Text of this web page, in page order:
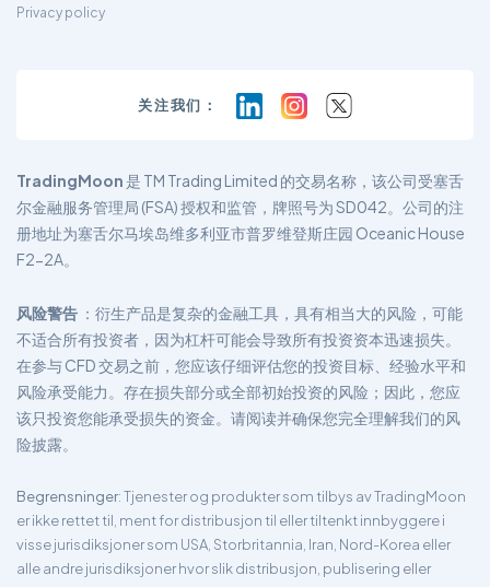
Privacy policy
关注我们：
TradingMoon 是 TM Trading Limited 的交易名称，该公司受塞舌
尔金融服务管理局 (FSA) 授权和监管，牌照号为 SD042。公司的注
册地址为塞舌尔马埃岛维多利亚市普罗维登斯庄园 Oceanic House
F2-2A。
风险警告 ：衍生产品是复杂的金融工具，具有相当大的风险，可能
不适合所有投资者，因为杠杆可能会导致所有投资资本迅速损失。
在参与 CFD 交易之前，您应该仔细评估您的投资目标、经验水平和
风险承受能力。存在损失部分或全部初始投资的风险；因此，您应
该只投资您能承受损失的资金。请阅读并确保您完全理解我们的风
险披露。
Begrensninger: Tjenester og produkter som tilbys av TradingMoon
er ikke rettet til, ment for distribusjon til eller tiltenkt innbyggere i
visse jurisdiksjoner som USA, Storbritannia, Iran, Nord-Korea eller
alle andre jurisdiksjoner hvor slik distribusjon, publisering eller